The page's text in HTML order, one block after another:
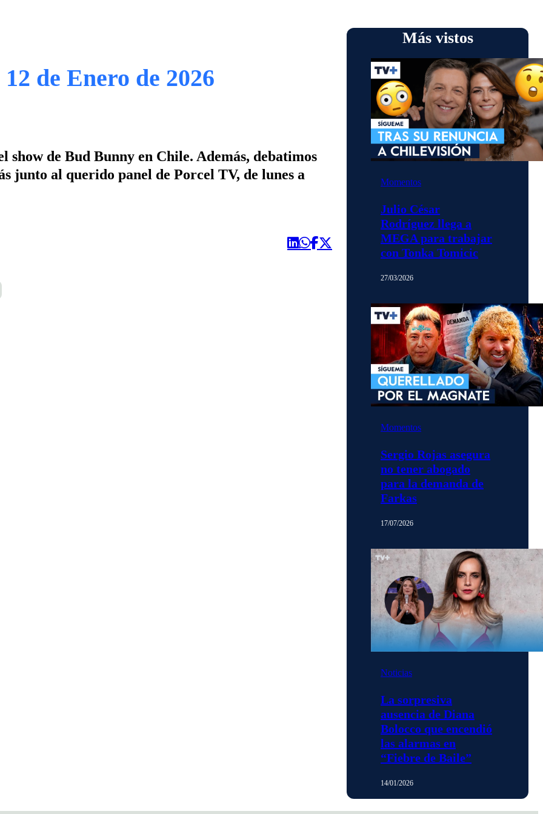
de Enero de 2026
show de Bud Bunny en Chile. Además, debatimos
junto al querido panel de Porcel TV, de lunes a
Más vistos
Momentos
Julio César
Rodríguez llega a
MEGA para trabajar
con Tonka Tomicic
27/03/2026
Momentos
Sergio Rojas asegura
no tener abogado
para la demanda de
Farkas
17/07/2026
Noticias
La sorpresiva
ausencia de Diana
Bolocco que encendió
las alarmas en
“Fiebre de Baile”
14/01/2026